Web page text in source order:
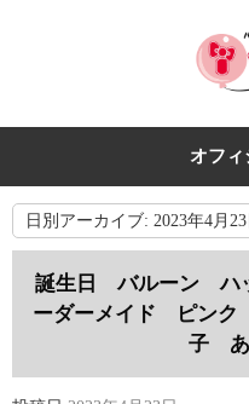
オフ
日別アーカイブ: 2023年4月23
誕生日 バルーン ハ
ーダーメイド ピン
子 あ